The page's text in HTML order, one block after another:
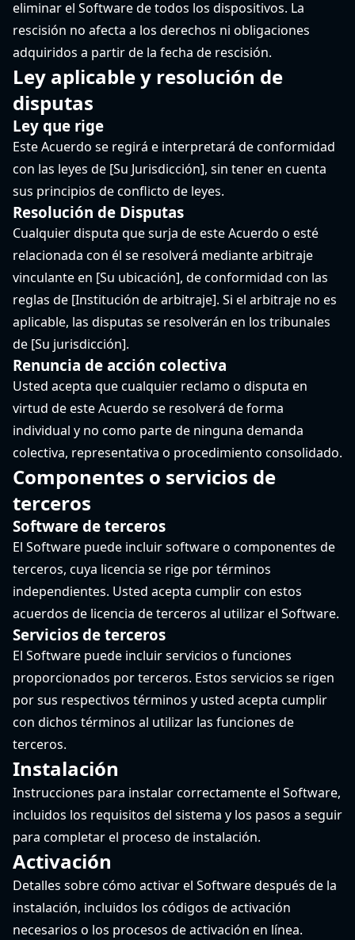
eliminar el Software de todos los dispositivos. La
rescisión no afecta a los derechos ni obligaciones
adquiridos a partir de la fecha de rescisión.
Ley aplicable y resolución de
disputas
Ley que rige
Este Acuerdo se regirá e interpretará de conformidad
con las leyes de [Su Jurisdicción], sin tener en cuenta
sus principios de conflicto de leyes.
Resolución de Disputas
Cualquier disputa que surja de este Acuerdo o esté
relacionada con él se resolverá mediante arbitraje
vinculante en [Su ubicación], de conformidad con las
reglas de [Institución de arbitraje]. Si el arbitraje no es
aplicable, las disputas se resolverán en los tribunales
de [Su jurisdicción].
Renuncia de acción colectiva
Usted acepta que cualquier reclamo o disputa en
virtud de este Acuerdo se resolverá de forma
individual y no como parte de ninguna demanda
colectiva, representativa o procedimiento consolidado.
Componentes o servicios de
terceros
Software de terceros
El Software puede incluir software o componentes de
terceros, cuya licencia se rige por términos
independientes. Usted acepta cumplir con estos
acuerdos de licencia de terceros al utilizar el Software.
Servicios de terceros
El Software puede incluir servicios o funciones
proporcionados por terceros. Estos servicios se rigen
por sus respectivos términos y usted acepta cumplir
con dichos términos al utilizar las funciones de
terceros.
Instalación
Instrucciones para instalar correctamente el Software,
incluidos los requisitos del sistema y los pasos a seguir
para completar el proceso de instalación.
Activación
Detalles sobre cómo activar el Software después de la
instalación, incluidos los códigos de activación
necesarios o los procesos de activación en línea.